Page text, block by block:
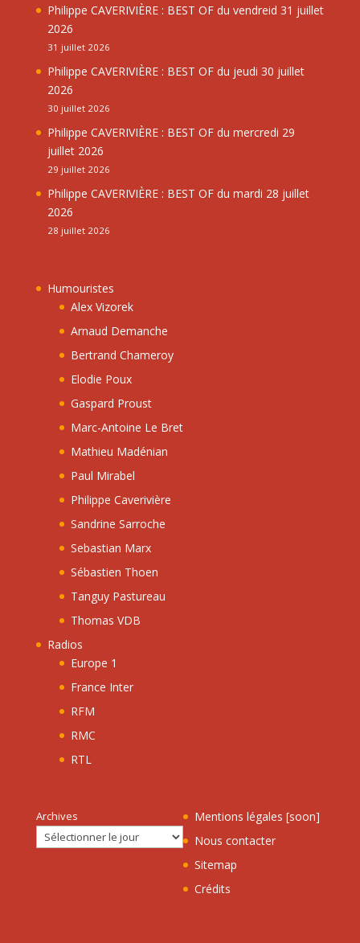
Philippe CAVERIVIÈRE : BEST OF du vendreid 31 juillet
2026
31 juillet 2026
Philippe CAVERIVIÈRE : BEST OF du jeudi 30 juillet
2026
30 juillet 2026
Philippe CAVERIVIÈRE : BEST OF du mercredi 29
juillet 2026
29 juillet 2026
Philippe CAVERIVIÈRE : BEST OF du mardi 28 juillet
2026
28 juillet 2026
Humouristes
Alex Vizorek
Arnaud Demanche
Bertrand Chameroy
Elodie Poux
Gaspard Proust
Marc-Antoine Le Bret
Mathieu Madénian
Paul Mirabel
Philippe Caverivière
Sandrine Sarroche
Sebastian Marx
Sébastien Thoen
Tanguy Pastureau
Thomas VDB
Radios
Europe 1
France Inter
RFM
RMC
RTL
Archives
Mentions légales [soon]
Nous contacter
Sitemap
Crédits